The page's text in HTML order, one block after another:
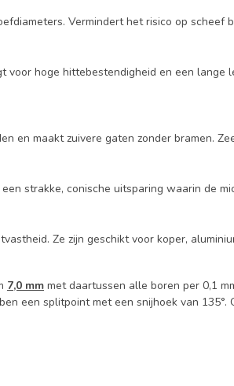
Vermindert het risico op
hoge hittebestendigheid en een
maakt zuivere gaten zonder bramen.
strakke, conische uitsparing waarin de
Ze zijn geschikt voor koper,
7,0 mm met daartussen alle boren per 0,1
een splitpoint met een snijhoek van